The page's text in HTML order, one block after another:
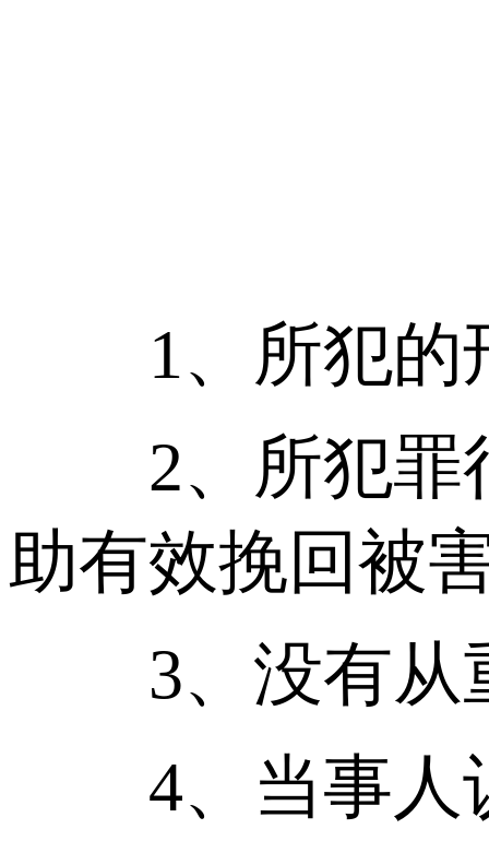
1、所犯的刑
2、所犯罪行
助有效挽回被
3、没有从
4、当事人